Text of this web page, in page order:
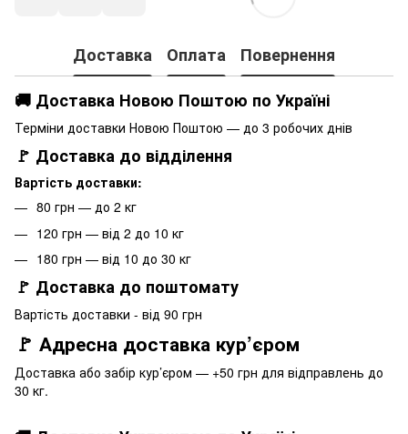
Доставка Оплата
Повернення
🚚 Доставка Новою Поштою по Україні
Терміни доставки Новою Поштою — до 3 робочих днів
🚩 Доставка до відділення
Вартість доставки:
80 грн — до 2 кг
120 грн — від 2 до 10 кг
180 грн — від 10 до 30 кг
🚩 Доставка до поштомату
Вартість доставки - від 90 грн
🚩 Адресна доставка кур’єром
Доставка або забір кур’єром — +50 грн для відправлень до
30 кг.